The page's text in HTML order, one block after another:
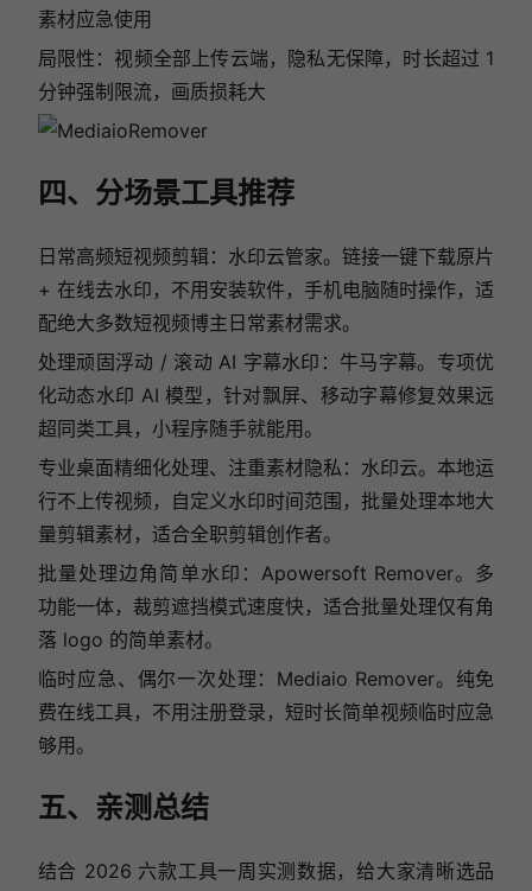
素材应急使用
局限性：视频全部上传云端，隐私无保障，时长超过 1
分钟强制限流，画质损耗大
四、分场景工具推荐
日常高频短视频剪辑：水印云管家。链接一键下载原片
+ 在线去水印，不用安装软件，手机电脑随时操作，适
配绝大多数短视频博主日常素材需求。
处理顽固浮动 / 滚动 AI 字幕水印：牛马字幕。专项优
化动态水印 AI 模型，针对飘屏、移动字幕修复效果远
超同类工具，小程序随手就能用。
专业桌面精细化处理、注重素材隐私：水印云。本地运
行不上传视频，自定义水印时间范围，批量处理本地大
量剪辑素材，适合全职剪辑创作者。
批量处理边角简单水印：Apowersoft Remover。多
功能一体，裁剪遮挡模式速度快，适合批量处理仅有角
落 logo 的简单素材。
临时应急、偶尔一次处理：Mediaio Remover。纯免
费在线工具，不用注册登录，短时长简单视频临时应急
够用。
五、亲测总结
结合 2026 六款工具一周实测数据，给大家清晰选品